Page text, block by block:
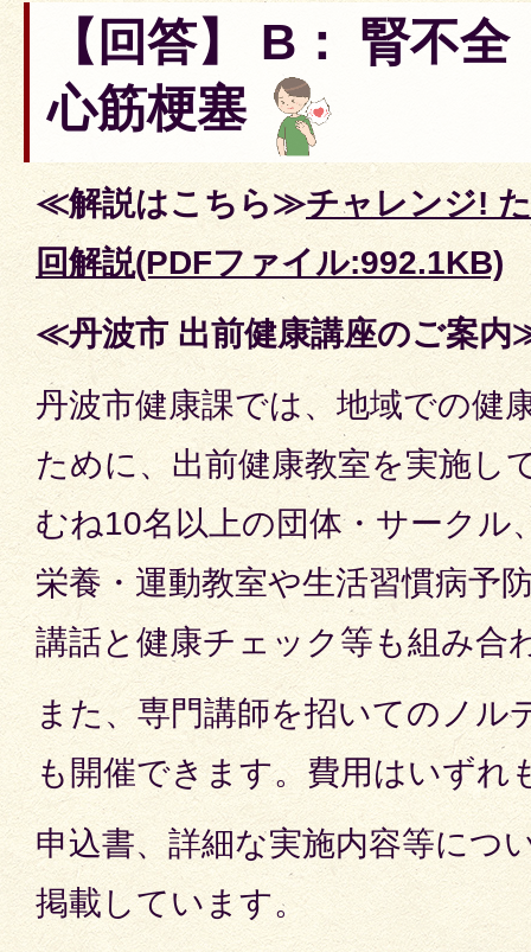
【回答】 B： 腎不全
心筋梗塞
≪解説はこちら≫チャレンジ!
回解説(PDFファイル:992.1KB)
≪丹波市 出前健康講座のご案
丹波市健康課では、地域での健
ために、出前健康教室を実施し
むね10名以上の団体・サークル
栄養・運動教室や生活習慣病予
講話と健康チェック等も組み合
また、専門講師を招いてのノル
も開催できます。費用はいずれ
申込書、詳細な実施内容等につ
掲載しています。